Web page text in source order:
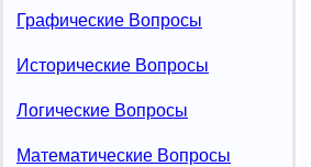
Графические Вопросы
Исторические Вопросы
Логические Вопросы
Математические Вопросы